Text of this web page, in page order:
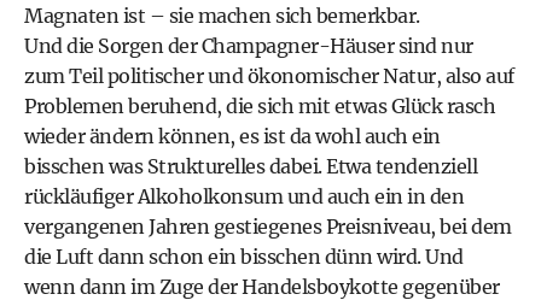
Magnaten ist – sie machen sich bemerkbar.
Und die Sorgen der Champagner-Häuser sind nur
zum Teil politischer und ökonomischer Natur, also auf
Problemen beruhend, die sich mit etwas Glück rasch
wieder ändern können, es ist da wohl auch ein
bisschen was Strukturelles dabei. Etwa tendenziell
rückläufiger Alkoholkonsum und auch ein in den
vergangenen Jahren gestiegenes Preisniveau, bei dem
die Luft dann schon ein bisschen dünn wird. Und
wenn dann im Zuge der Handelsboykotte gegenüber